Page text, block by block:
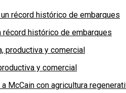
récord histórico de embarques
y comercial